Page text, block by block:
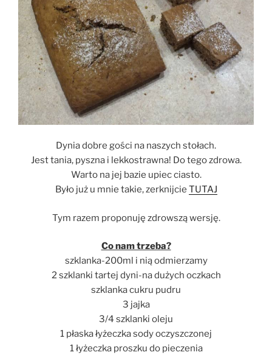
Dynia dobre gości na naszych stołach.
Jest tania, pyszna i lekkostrawna! Do tego zdrowa.
Warto na jej bazie upiec ciasto.
Było już u mnie takie, zerknijcie TUTAJ
Tym razem proponuję zdrowszą wersję.
Co nam trzeba?
szklanka-200ml i nią odmierzamy
2 szklanki tartej dyni-na dużych oczkach
szklanka cukru pudru
3 jajka
3/4 szklanki oleju
1 płaska łyżeczka sody oczyszczonej
1 łyżeczka proszku do pieczenia